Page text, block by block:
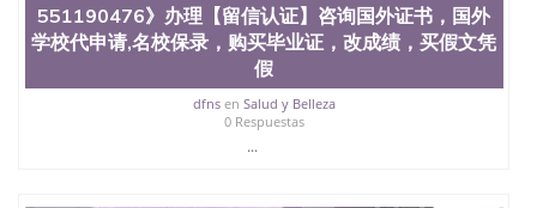
国外毕业证去哪认证QQ微信551190476找毕业证封皮
QQ微信551190476国外毕业证外壳定制QQ微信
551190476快速代办国外毕业证QQ微信551190476快
速拿到国外文凭QQ微信551190476国外留学文凭认证
QQ微信551190476国外文凭回国认证QQ微信
551190476泰国文凭办理QQ微信551190476法国留学
回国证明QQ微信551190476 国外烫金照片QQ微信
551190476》办理【留信认证】咨询国外证书，国外
学校代申请,名校保录，购买毕业证，改成绩，买假文凭
假
dfnsen Salud y Belleza
0 Respuestas
...